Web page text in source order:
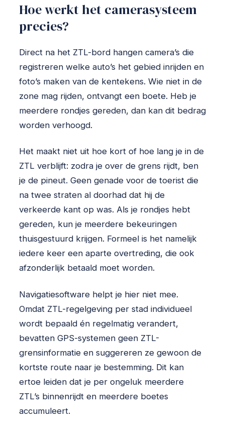
Hoe werkt het camerasysteem
precies?
Direct na het ZTL-bord hangen camera’s die
registreren welke auto’s het gebied inrijden en
foto’s maken van de kentekens. Wie niet in de
zone mag rijden, ontvangt een boete. Heb je
meerdere rondjes gereden, dan kan dit bedrag
worden verhoogd.
Het maakt niet uit hoe kort of hoe lang je in de
ZTL verblijft: zodra je over de grens rijdt, ben
je de pineut. Geen genade voor de toerist die
na twee straten al doorhad dat hij de
verkeerde kant op was. Als je rondjes hebt
gereden, kun je meerdere bekeuringen
thuisgestuurd krijgen. Formeel is het namelijk
iedere keer een aparte overtreding, die ook
afzonderlijk betaald moet worden.
Navigatiesoftware helpt je hier niet mee.
Omdat ZTL-regelgeving per stad individueel
wordt bepaald én regelmatig verandert,
bevatten GPS-systemen geen ZTL-
grensinformatie en suggereren ze gewoon de
kortste route naar je bestemming. Dit kan
ertoe leiden dat je per ongeluk meerdere
ZTL’s binnenrijdt en meerdere boetes
accumuleert.